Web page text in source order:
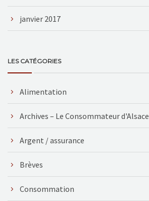
janvier 2017
LES CATÉGORIES
Alimentation
Archives – Le Consommateur d'Alsace
Argent / assurance
Brèves
Consommation